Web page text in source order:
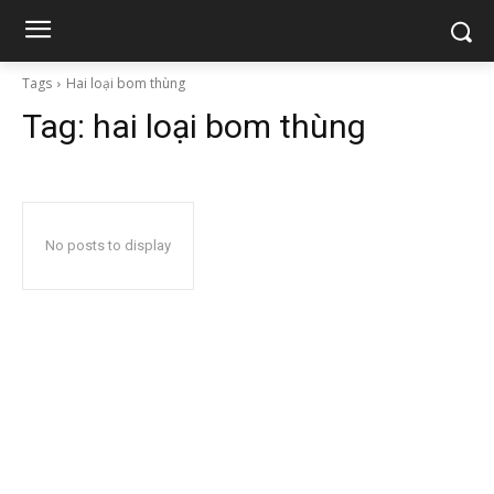
Tags Hai loại bom thùng
Tag: hai loại bom thùng
No posts to display